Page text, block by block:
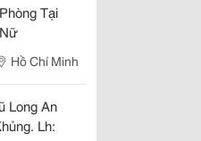
Tại
Hồ Chí Minh
Long An
Lh: